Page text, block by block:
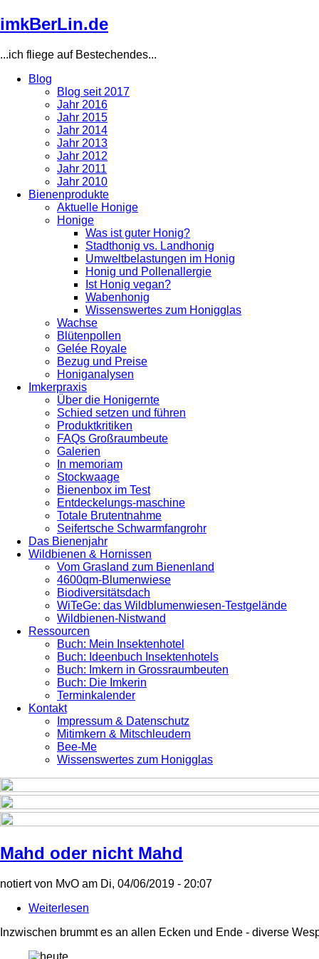
Direkt
zum
imkBerLin.de
...ich fliege auf Bestechendes...
navigation
Blog
Blog seit 2017
Jahr 2016
Jahr 2015
Jahr 2014
Jahr 2013
Jahr 2012
Jahr 2011
Jahr 2010
Bienenprodukte
Aktuelle Honige
Honige
Was ist guter Honig?
Stadthonig vs. Landhonig
Umweltbelastungen im Honig
Honig und Pollenallergie
Ist Honig vegan?
Wabenhonig
Wissenswertes zum Honigglas
Wachse
Blütenpollen
Gelée Royale
Bezug und Preise
Honiganalysen
Imkerpraxis
Über die Honigernte
Schied setzen und führen
Produktkritiken
FAQs Großraumbeute
Galerien
In memoriam
Stockwaage
Bienenbox im Test
Entdeckelungs-maschine
Totale Brutentnahme
Seifertsche Schwarmfangrohr
Das Bienenjahr
Wildbienen & Hornissen
Vom Grasland zum Bienenland
4600qm-Blumenwiese
Biodiversitätsdach
WiTeGe: das Wildblumenwiesen-Testgelände
Wildbienen-Nistwand
Ressourcen
Buch: Mein Insektenhotel
Buch: Ideenbuch Insektenhotels
Buch: Imkern in Grossraumbeuten
Buch: Die Imkerin
Terminkalender
Kontakt
Impressum & Datenschutz
Mitimkern & Mitschleudern
Bee-Me
Wissenswertes zum Honigglas
Mahd oder nicht Mahd
notiert von MvO am Di, 04/06/2019 - 20:07
Weiterlesen
oder
Inzwischen brummt es an allen Ecken und Ende - diverse